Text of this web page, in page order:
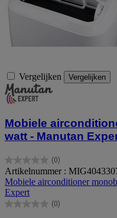
Vergelijken Vergelijken
Mobiele
watt - Manutan
(0)
0.0
van
de
5
sterren.
Artikelnummer :
Mobiele airconditioner
Expert
(0)
0.0